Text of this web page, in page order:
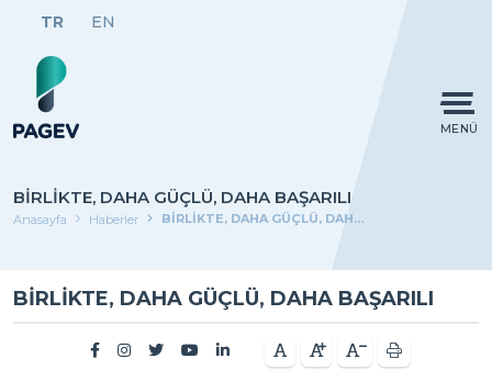
TR EN
MENÜ
BİRLİKTE, DAHA GÜÇLÜ, DAHA BAŞARILI
Anasayfa Haberler BİRLİKTE, DAHA GÜÇLÜ, DAHA BAŞARILI
BİRLİKTE, DAHA GÜÇLÜ, DAHA BAŞARILI